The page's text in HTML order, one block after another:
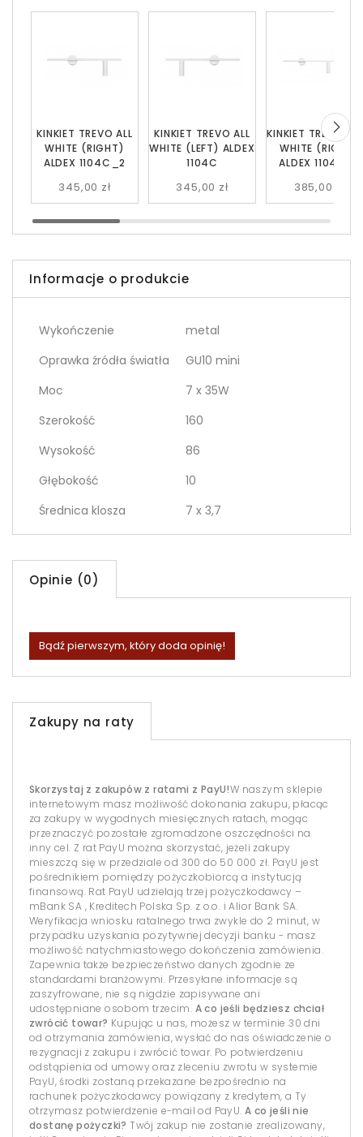
KINKIET TREVO 2
WHITE (RIGHT)
ALDEX 1104D_2
385,00 zł
KINKIET TREVO ALL
WHITE (RIGHT)
ALDEX 1104C_2
345,00 zł
KINKIET TREVO ALL
WHITE (LEFT) ALDEX
1104C
345,00 zł
Informacje o produkcie
Wykończenie
metal
Oprawka źródła światła
GU10 mini
Moc
7 x 35W
Szerokość
160
Wysokość
86
Głębokość
10
Średnica klosza
7 x 3,7
Opinie (0)
Bądź pierwszym, który doda opinię!
Zakupy na raty
Skorzystaj z zakupów z ratami z PayU!W naszym sklepie
internetowym masz możliwość dokonania zakupu, płacąc
za zakupy w wygodnych miesięcznych ratach, mogąc
przeznaczyć pozostałe zgromadzone oszczędności na
inny cel. Z rat PayU można skorzystać, jeżeli zakupy
mieszczą się w przedziale od 300 do 50 000 zł. PayU jest
pośrednikiem pomiędzy pożyczkobiorcą a instytucją
finansową. Rat PayU udzielają trzej pożyczkodawcy –
mBank SA , Kreditech Polska Sp. z o.o. i Alior Bank SA.
Weryfikacja wniosku ratalnego trwa zwykle do 2 minut, w
przypadku uzyskania pozytywnej decyzji banku - masz
możliwość natychmiastowego dokończenia zamówienia.
Zapewnia także bezpieczeństwo danych zgodnie ze
standardami branżowymi. Przesyłane informacje są
zaszyfrowane, nie są nigdzie zapisywane ani
udostępniane osobom trzecim. A co jeśli będziesz chciał
zwrócić towar? Kupując u nas, możesz w terminie 30 dni
od otrzymania zamówienia, wysłać do nas oświadczenie o
rezygnacji z zakupu i zwrócić towar. Po potwierdzeniu
odstąpienia od umowy oraz zleceniu zwrotu w systemie
PayU, środki zostaną przekazane bezpośrednio na
rachunek pożyczkodawcy powiązany z kredytem, a Ty
otrzymasz potwierdzenie e-mail od PayU. A co jeśli nie
dostanę pożyczki? Twój zakup nie zostanie zrealizowany,